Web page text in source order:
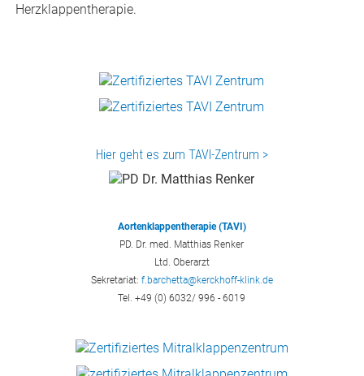
Herzklappentherapie.
Hier geht es zum TAVI-Zentrum >
Aortenklappentherapie (TAVI)
PD. Dr. med. Matthias Renker
Ltd. Oberarzt
Sekretariat: f.barchetta@kerckhoff-klink.de
Tel. +49 (0) 6032/ 996 - 6019